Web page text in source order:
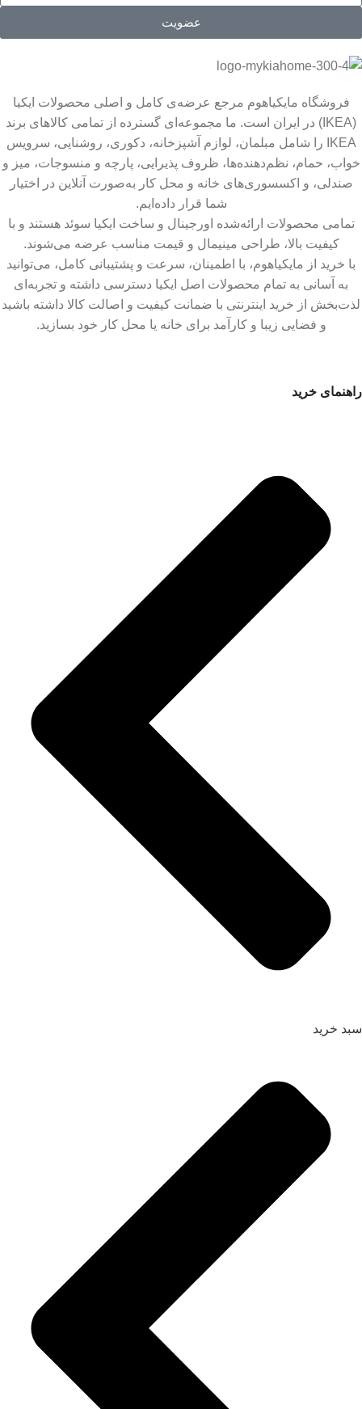
عضویت
فروشگاه مایکیاهوم مرجع عرضه‌ی کامل و اصلی محصولات ایکیا
(IKEA) در ایران است. ما مجموعه‌ای گسترده از تمامی کالاهای برند
IKEA را شامل مبلمان، لوازم آشپزخانه، دکوری، روشنایی، سرویس
خواب، حمام، نظم‌دهنده‌ها، ظروف پذیرایی، پارچه و منسوجات، میز و
صندلی، و اکسسوری‌های خانه و محل کار به‌صورت آنلاین در اختیار
شما قرار داده‌ایم.
تمامی محصولات ارائه‌شده اورجینال و ساخت ایکیا سوئد هستند و با
کیفیت بالا، طراحی مینیمال و قیمت مناسب عرضه می‌شوند.
با خرید از مایکیاهوم، با اطمینان، سرعت و پشتیبانی کامل، می‌توانید
به آسانی به تمام محصولات اصل ایکیا دسترسی داشته و تجربه‌ای
لذت‌بخش از خرید اینترنتی با ضمانت کیفیت و اصالت کالا داشته باشید
و فضایی زیبا و کارآمد برای خانه یا محل کار خود بسازید.
راهنمای خرید
سبد خرید